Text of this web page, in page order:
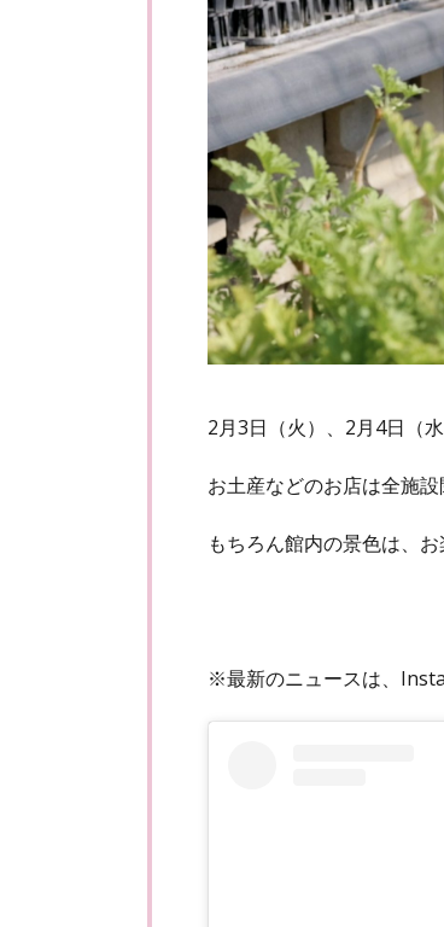
2月3日（火）、2月4日（
お土産などのお店は全施
もちろん館内の景色は、
※最新のニュースは、